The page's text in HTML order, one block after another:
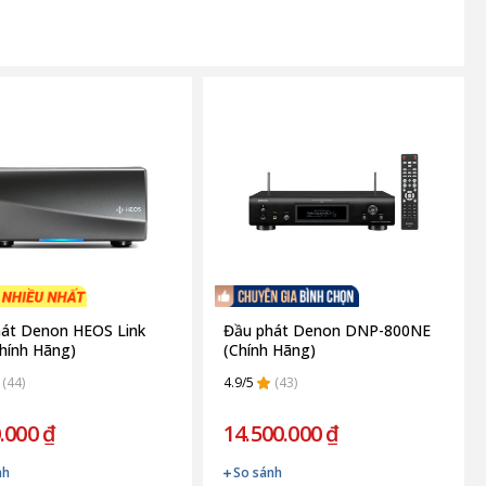
Denon HEOS Link
Hãng)
(44)
₫
Đầu phát Denon DNP-800NE
(Chính Hãng)
4.9/5 (43)
14.500.000 ₫
So sánh